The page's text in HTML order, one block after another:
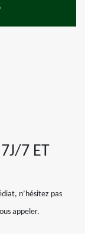
7 ET
n’hésitez pas
appeler.